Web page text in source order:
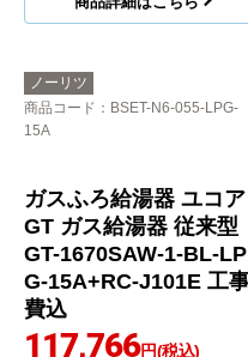
ノーリツ
商品コード
15A
ユコアGQシリーズ ガス
給湯器 従来型 GQ-1639
WE-1-13A-15A+RC-760
6M 工事費込
16号
81,661円(税込)